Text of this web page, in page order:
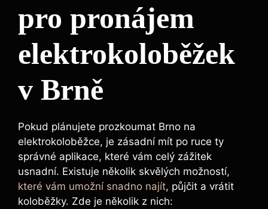
pro pronájem
elektrokoloběžek
v Brně
Pokud plánujete prozkoumat Brno na
elektrokoloběžce, je zásadní mít po ruce ty
správné aplikace, které vám celý zážitek
usnadní. Existuje několik skvělých možností,
které vám umožní snadno najít, půjčit a vrátit
koloběžky. Zde je několik z nich: